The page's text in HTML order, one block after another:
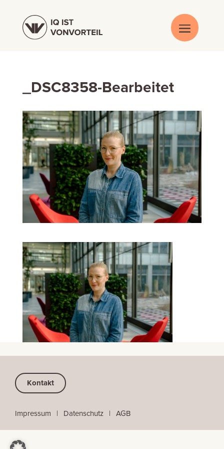
_DSC8358-Bearbeitet
Kontakt
Impressum | Datenschutz ⠀| AGB